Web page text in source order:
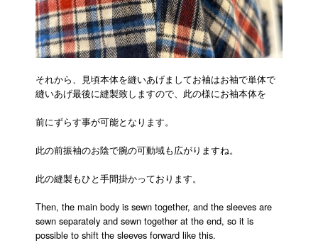
それから、見頃本体を縫いあげましてお袖はお袖で単体で
縫いあげ最後に縫製致しますので、此の様にお袖本体を
前にずらす事が可能となります。
此の前振袖のお陰で腕の可動域も広がりますね。
此の縫製もひと手間掛かっております。
Then, the main body is sewn together, and the sleeves are
sewn separately and sewn together at the end, so it is
possible to shift the sleeves forward like this.